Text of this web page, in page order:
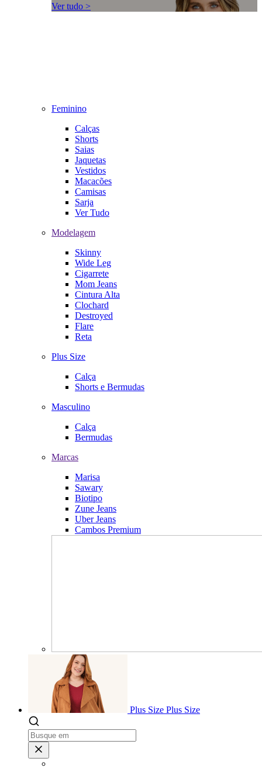
Ver tudo >
Feminino
Calças
Shorts
Saias
Jaquetas
Vestidos
Macacões
Camisas
Sarja
Ver Tudo
Modelagem
Skinny
Wide Leg
Cigarrete
Mom Jeans
Cintura Alta
Clochard
Destroyed
Flare
Reta
Plus Size
Calça
Shorts e Bermudas
Masculino
Calça
Bermudas
Marcas
Marisa
Sawary
Biotipo
Zune Jeans
Uber Jeans
Cambos Premium
Plus Size Plus Size